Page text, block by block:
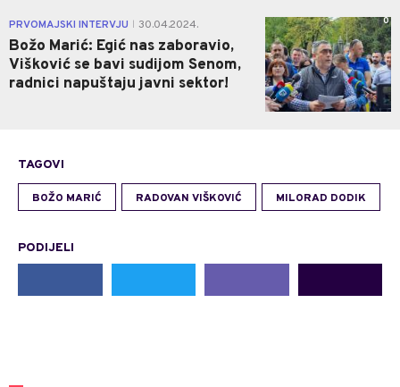
PRVOMAJSKI INTERVJU 30.04.2024.
Božo Marić: Egić nas zaboravio,
Višković se bavi sudijom Senom,
radnici napuštaju javni sektor!
0
TAGOVI
BOŽO MARIĆ RADOVAN VIŠKOVIĆ MILORAD DODIK
PODIJELI